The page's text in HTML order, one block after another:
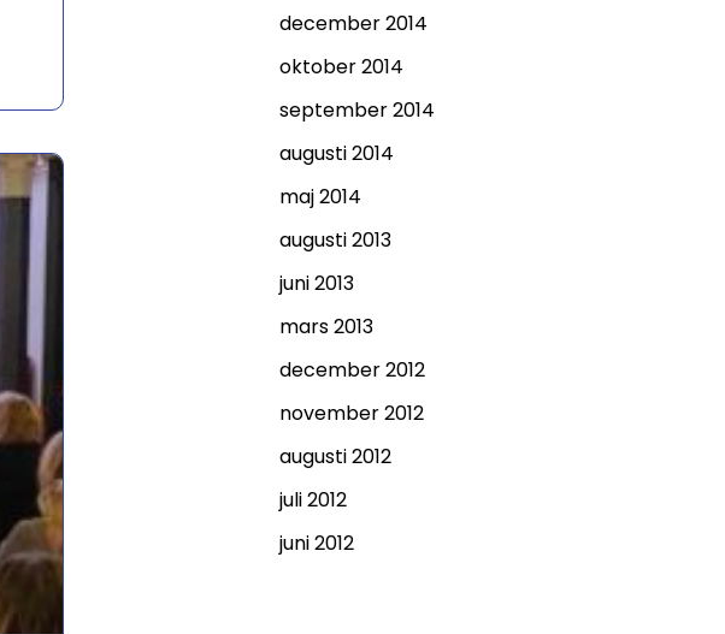
december 2014
oktober 2014
september 2014
augusti 2014
maj 2014
augusti 2013
juni 2013
mars 2013
december 2012
november 2012
augusti 2012
juli 2012
juni 2012